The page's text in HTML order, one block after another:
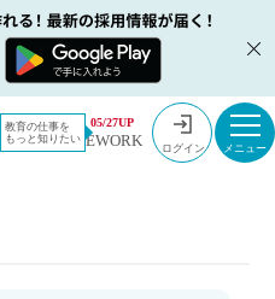
教育の仕事を
もっと知りたい
05/27UP
EWORK ログイン
採用情報